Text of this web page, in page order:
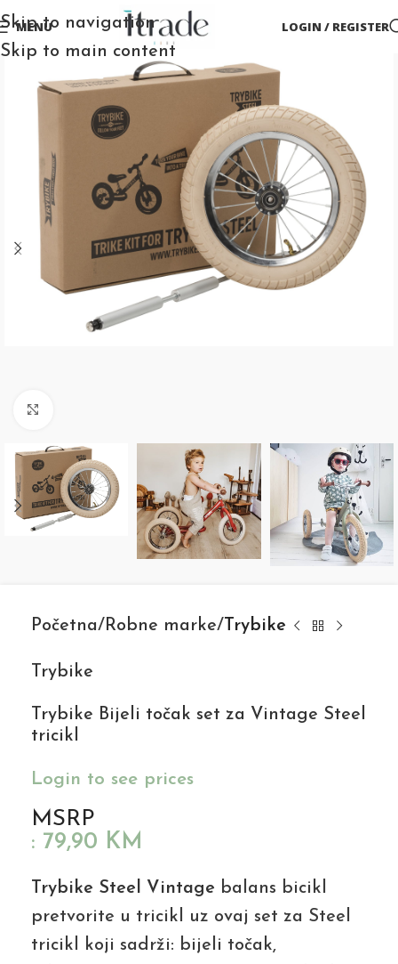
Skip to navigation
Skip to main content
MENU LOGIN / REGISTER
Početna Robne marke Trybike
Trybike
Trybike Bijeli točak set za Vintage Steel
tricikl
Login to see prices
MSRP
: 79,90 KM
Trybike Steel Vintage balans bicikl
pretvorite u tricikl uz ovaj set za Steel
tricikl koji sadrži: bijeli točak,